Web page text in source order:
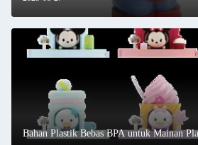
Bahan Plastik Bebas BPA untuk Mainan